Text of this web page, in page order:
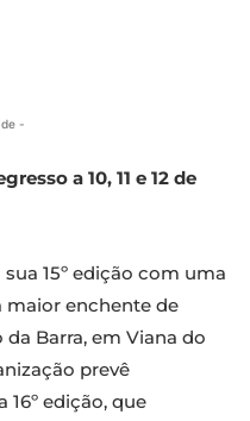
-
a 10, 11 e 12 de
15º edição com uma
maior enchente de
Barra, em Viana do
prevê
16º edição, que